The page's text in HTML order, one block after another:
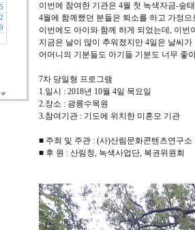
이번에 참여한 기관은 4월 첫 녹색자금-숲
4월에 함께했던 분들은 퇴소를 하고 가정
이번에도 아이와 함께 하게 되었는데, 이
지금은 날이 많이 추워졌지만 4일은 날씨
어머니의 기분들도 아기들 기분도 너무 좋
7차 당일형 프로그램
1.일시 : 2018년 10월 4일 목요일
2.장소 : 광릉수목원
3.참여기관 : 기도에 위치한 미혼모 기관
■ 주최 및 주관 : (사)산림문화콘텐츠연구소
■ 후 원 : 산림청, 녹색사업단, 복권위원회